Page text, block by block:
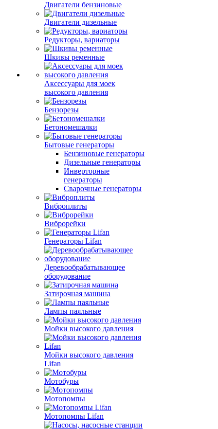
Двигатели бензиновые
Двигатели дизельные
Редукторы, вариаторы
Шкивы ременные
Аксессуары для моек
высокого давления
Бензорезы
Бетономешалки
Бытовые генераторы
Бензиновые генераторы
Дизельные генераторы
Инверторные
генераторы
Сварочные генераторы
Виброплиты
Виброрейки
Генераторы Lifan
Деревообрабатывающее
оборудование
Затирочная машина
Лампы паяльные
Мойки высокого давления
Мойки высокого давления
Lifan
Мотобуры
Мотопомпы
Мотопомпы Lifan